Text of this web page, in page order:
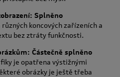
Splněno
koncových zařízeních a
bez ztráty funkčnosti.
Částečně splněno
je opatřena výstižnými
obrázky je ještě třeba